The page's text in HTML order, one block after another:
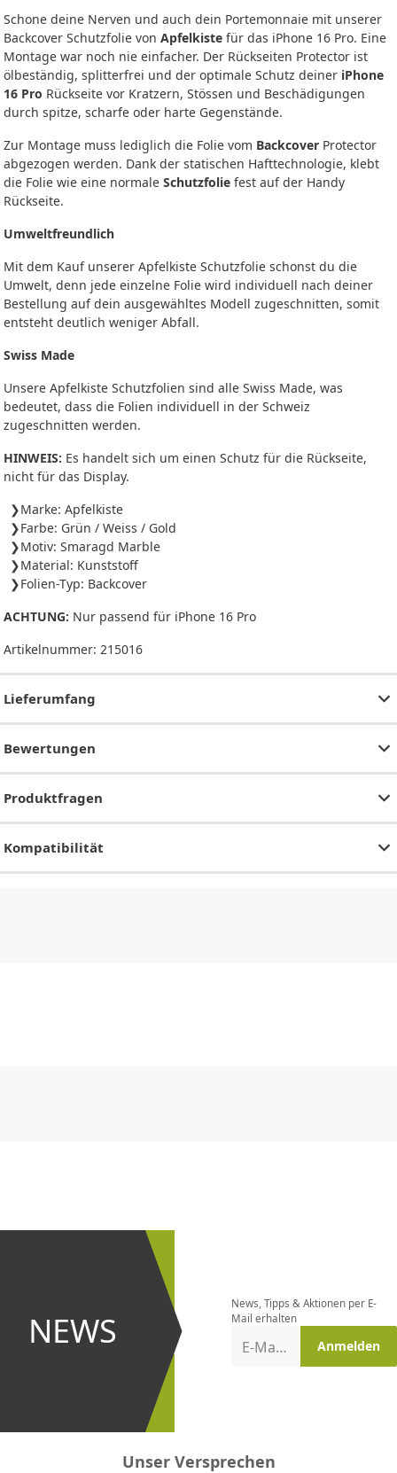
Schone deine Nerven und auch dein Portemonnaie mit unserer
Backcover Schutzfolie von Apfelkiste für das iPhone 16 Pro. Eine
Montage war noch nie einfacher. Der Rückseiten Protector ist
ölbeständig, splitterfrei und der optimale Schutz deiner iPhone
16 Pro Rückseite vor Kratzern, Stössen und Beschädigungen
durch spitze, scharfe oder harte Gegenstände.
Zur Montage muss lediglich die Folie vom Backcover Protector
abgezogen werden. Dank der statischen Hafttechnologie, klebt
die Folie wie eine normale Schutzfolie fest auf der Handy
Rückseite.
Umweltfreundlich
Mit dem Kauf unserer Apfelkiste Schutzfolie schonst du die
Umwelt, denn jede einzelne Folie wird individuell nach deiner
Bestellung auf dein ausgewähltes Modell zugeschnitten, somit
entsteht deutlich weniger Abfall.
Swiss Made
Unsere Apfelkiste Schutzfolien sind alle Swiss Made, was
bedeutet, dass die Folien individuell in der Schweiz
zugeschnitten werden.
HINWEIS: Es handelt sich um einen Schutz für die Rückseite,
nicht für das Display.
Marke: Apfelkiste
Farbe: Grün / Weiss / Gold
Motiv: Smaragd Marble
Material: Kunststoff
Folien-Typ: Backcover
ACHTUNG: Nur passend für iPhone 16 Pro
Artikelnummer: 215016
Lieferumfang
Bewertungen
Produktfragen
Kompatibilität
NEWS
und bei
Aktionen
News, Tipps & Aktionen per E-
Mail erhalten
E-Mail-Adresse Anmelden
Unser Versprechen